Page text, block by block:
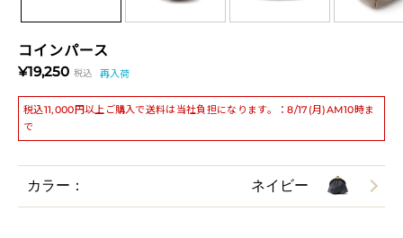
コインパース
¥19,250 税込 再入荷
税込11,000円以上ご購入で送料は当社負担になります。：8/17(月)AM10時ま
で
カラー： ネイビー